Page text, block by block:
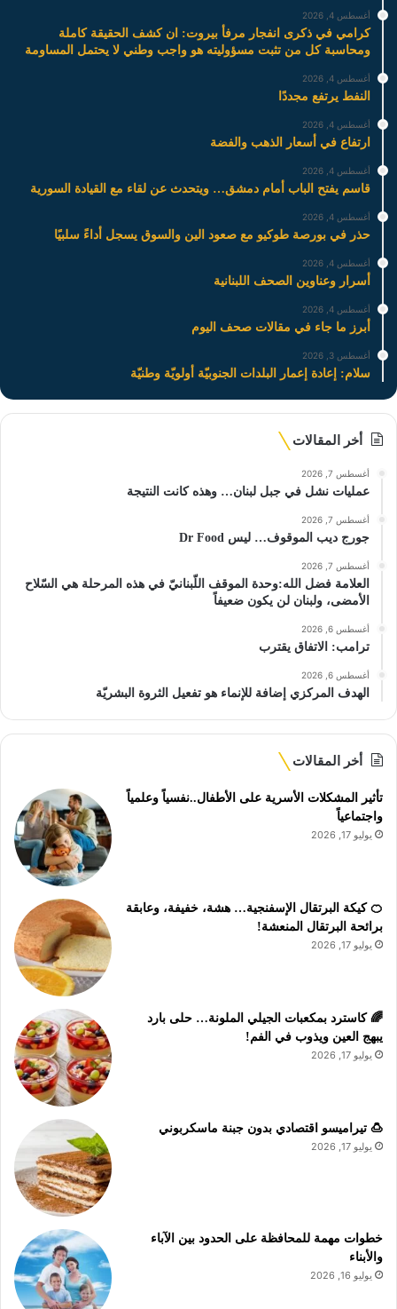
أغسطس 4, 2026
كرامي في ذكرى انفجار مرفأ بيروت: ان كشف الحقيقة كاملة
ومحاسبة كل من تثبت مسؤوليته هو واجب وطني لا يحتمل المساومة
أغسطس 4, 2026
النفط يرتفع مجددًا
أغسطس 4, 2026
ارتفاع في أسعار الذهب والفضة
أغسطس 4, 2026
قاسم يفتح الباب أمام دمشق… ويتحدث عن لقاء مع القيادة السورية
أغسطس 4, 2026
حذر في بورصة طوكيو مع صعود الين والسوق يسجل أداءً سلبيًا
أغسطس 4, 2026
أسرار وعناوين الصحف اللبنانية
أغسطس 4, 2026
أبرز ما جاء في مقالات صحف اليوم
أغسطس 3, 2026
سلام: إعادة إعمار البلدات الجنوبيّة أولويّة وطنيّة
أخر المقالات
أغسطس 7, 2026
عمليات نشل في جبل لبنان… وهذه كانت النتيجة
أغسطس 7, 2026
جورج ديب الموقوف… ليس Dr Food
أغسطس 7, 2026
العلامة فضل الله:وحدة الموقف اللّبنانيّ في هذه المرحلة هي السّلاح
الأمضى، ولبنان لن يكون ضعيفاً
أغسطس 6, 2026
ترامب: الاتفاق يقترب
أغسطس 6, 2026
الهدف المركزي إضافة للإنماء هو تفعيل الثروة البشريّة
أخر المقالات
تأثير المشكلات الأسرية على الأطفال..نفسياً وعلمياً
واجتماعياً
يوليو 17, 2026
🍊 كيكة البرتقال الإسفنجية… هشة، خفيفة، وعابقة
برائحة البرتقال المنعشة!
يوليو 17, 2026
🌈 كاسترد بمكعبات الجيلي الملونة… حلى بارد
يبهج العين ويذوب في الفم!
يوليو 17, 2026
🍮 تيراميسو اقتصادي بدون جبنة ماسكربوني
يوليو 17, 2026
خطوات مهمة للمحافظة على الحدود بين الآباء
والأبناء
يوليو 16, 2026